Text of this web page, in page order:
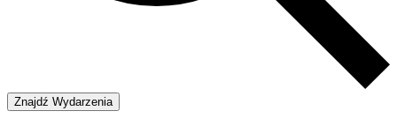
Znajdź Wydarzenia